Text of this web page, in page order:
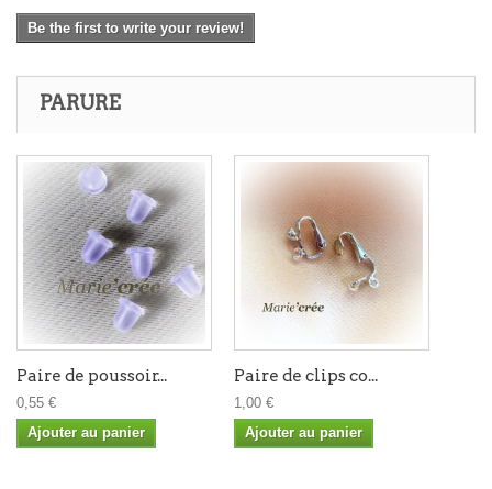
Be the first to write your review!
PARURE
Paire de poussoir...
0,55 €
Ajouter au panier
Paire de clips co...
1,00 €
Ajouter au panier